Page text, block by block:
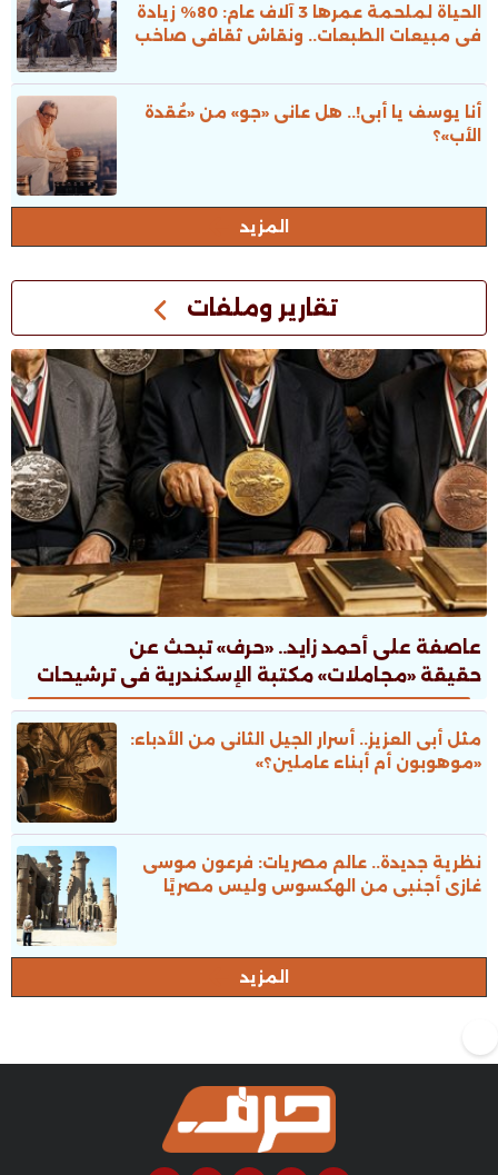
الحياة لملحمة عمرها 3 آلاف عام: 80% زيادة
فى مبيعات الطبعات.. ونقاش ثقافى صاخب
أنا يوسف يا أبى!.. هل عانى «جو» من «عُقدة
الأب»؟
المزيد
تقارير وملفات
عاصفة على أحمد زايد.. «حرف» تبحث عن
حقيقة «مجاملات» مكتبة الإسكندرية فى ترشيحات
جوائز الدولة
مثل أبى العزيز.. أسرار الجيل الثانى من الأدباء:
«موهوبون أم أبناء عاملين؟»
نظرية جديدة.. عالم مصريات: فرعون موسى
غازى أجنبى من الهكسوس وليس مصريًا
المزيد